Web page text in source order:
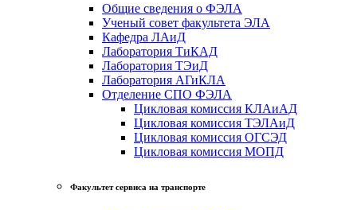
Общие сведения о ФЭЛА
Ученый совет факультета ЭЛА
Кафедра ЛАиД
Лаборатория ТиКАД
Лаборатория ТЭиД
Лаборатория АГиКЛА
Отделение СПО ФЭЛА
Цикловая комиссия КЛАиАД
Цикловая комиссия ТЭЛАиД
Цикловая комиссия ОГСЭД
Цикловая комиссия МОПД
Факультет сервиса на транспорте